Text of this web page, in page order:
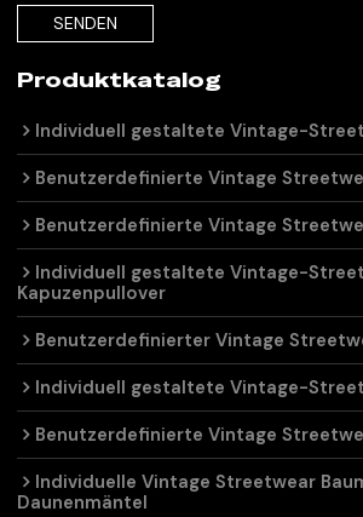
SENDEN
Produktkatalog
Individuell gestaltete Vintage-
Benutzerdefinierte Vintage
Benutzerdefinierte Vintage
Individuell gestaltete Vintage-
Kapuzenpullover
Benutzerdefinierter Vintage
Individuell gestaltete Vintage-
Benutzerdefinierte Vintage
Individuelle Vintage Streetwear
Daunenmäntel